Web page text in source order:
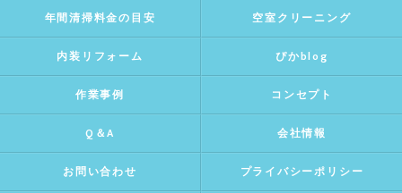
年間清掃料金の目安 空室クリーニング
内装リフォーム ぴかblog
作業事例 コンセプト
Q＆A 会社情報
お問い合わせ プライバシーポリシー